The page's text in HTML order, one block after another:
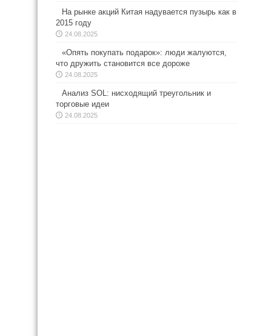
На рынке акций Китая надувается пузырь как в
2015 году
24.08.2025
«Опять покупать подарок»: люди жалуются,
что дружить становится все дороже
24.08.2025
Анализ SOL: нисходящий треугольник и
торговые идеи
24.08.2025